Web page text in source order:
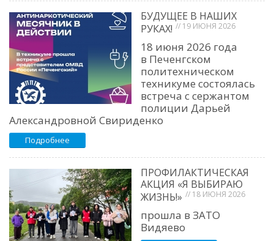
БУДУЩЕЕ В НАШИХ
РУКАХ! // 19 ИЮНЯ 2026
18 июня 2026 года
в Печенгском
политехническом
техникуме состоялась
встреча с сержантом
полиции Дарьей
Александровной Свириденко
Подробнее
ПРОФИЛАКТИЧЕСКАЯ
АКЦИЯ «Я ВЫБИРАЮ
ЖИЗНЬ!» // 18 ИЮНЯ 2026
прошла в ЗАТО
Видяево